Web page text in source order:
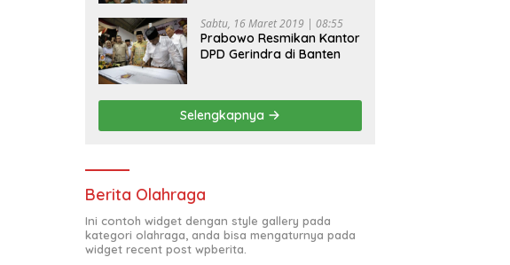
Sabtu, 16 Maret 2019 | 08:55
Prabowo Resmikan Kantor
DPD Gerindra di Banten
Selengkapnya
Berita Olahraga
Ini contoh widget dengan style gallery pada
kategori olahraga, anda bisa mengaturnya pada
widget recent post wpberita.